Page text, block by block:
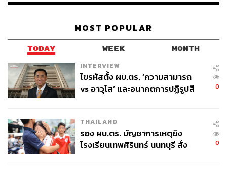
พฤติการณ์ที่แสดงให้เห็นว่าผู้ต้องหาไม่ยำเกรงต่อ
กฎหมาย
หากปล่อยชั่วคราวไปเชื่อว่าผู้ต้องหาจะไปก่อเหตุอันตราย
ประการอื่นอีก ตาม ป.วิ.อ.มาตรา 108/1(3) ประกอบกับ
พนักงานสอบสวนคัดค้านการประกันตัว จึงไม่มีเหตุที่จะปล่อย
และผู้ยื่นคำร้องขอปล่อยชั่วคราวทราบเป็นหนังสือโดยเร็ว
เวลา 21.50 น. ศาลอ่านคำสั่งคำร้องขอปล่อยชั่วคราวของผู้
ต้องหาลำดับที่ 9 ว่า พิเคราะห์พฤติการณ์แห่งคดีแล้ว เห็นว่า
MOST POPULAR
TODAY WEEK MONTH
INTERVIEW
ไขรหัสตั้ง ผบ.ตร. ‘ความสามารถ
vs อาวุโส’ และอนาคตการปฏิรูปสี
0
THAILAND
รอง ผบ.ตร. บัญชาการเหตุยิง
โรงเรียนเทพศิรินทร์ นนทบุรี สั่ง
0